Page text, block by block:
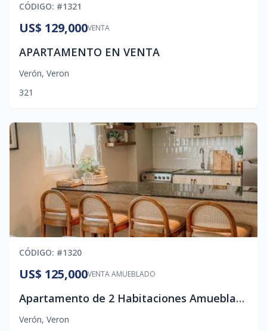
CÓDIGO: #1321
VENTA
US$ 129,000
APARTAMENTO EN VENTA
Verón, Veron
321
CÓDIGO: #1320
VENTA AMUEBLADO
US$ 125,000
Apartamento de 2 Habitaciones Amueblado
Verón, Veron